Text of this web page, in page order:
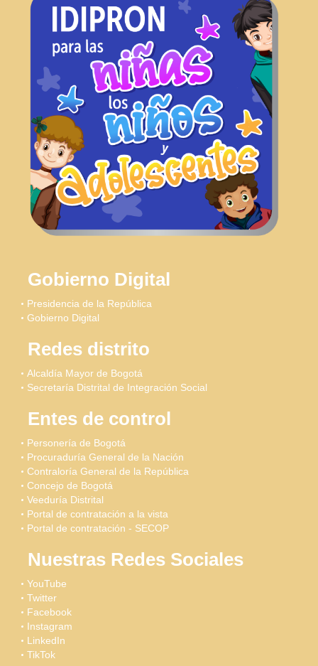
Gobierno Digital
Presidencia de la República
Gobierno Digital
Redes distrito
Alcaldía Mayor de Bogotá
Secretaría Distrital de Integración Social
Entes de control
Personería de Bogotá
Procuraduría General de la Nación
Contraloría General de la República
Concejo de Bogotá
Veeduría Distrital
Portal de contratación a la vista
Portal de contratación - SECOP
Nuestras Redes Sociales
YouTube
Twitter
Facebook
Instagram
LinkedIn
TikTok